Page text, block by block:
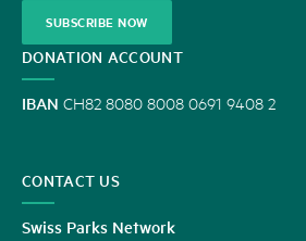
SUBSCRIBE NOW
DONATION ACCOUNT
IBAN CH82 8080 8008 0691 9408 2
CONTACT US
Swiss Parks Network